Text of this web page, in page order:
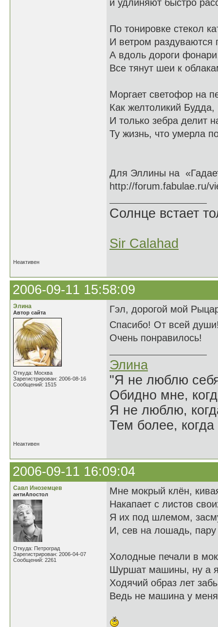
и удлиняют быстро
По тонировке стекол
И ветром раздуваются
А вдоль дороги
Все тянут шеи к
Моргает светофор на
Как желтоликий
И только зебра делит
Ту жизнь, что умерла
Для Эллины на
http://forum.fabulae.ru/
Солнце встает
Sir Calahad
Неактивен
2006-09-11 15:58:09
Элина
Автор сайта
Откуда: Москва
Зарегистрирован: 2006-08-16
Сообщений: 1515
Гэл, дорогой мой
Спасибо! От всей
Очень понравилось!
Элина
"Я не люблю
Обидно мне,
Я не люблю,
Тем более,
Неактивен
2006-09-11 16:09:04
Савл Иноземцев
антиАпостол
Откуда: Петроград
Зарегистрирован: 2006-04-07
Сообщений: 2261
Мне мокрый клён,
Накапает с листов
Я их под шлемом,
И, сев на лошадь, пару
Холодные печали в
Шуршат машины, ну а
Ходячий образ лет
Ведь не машина у